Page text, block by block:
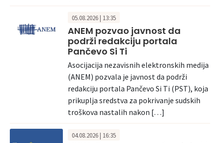
05.08.2026 | 13:35
ANEM pozvao javnost da
podrži redakciju portala
Pančevo Si Ti
Asocijacija nezavisnih elektronskih medija
(ANEM) pozvala je javnost da podrži
redakciju portala Pančevo Si Ti (PST), koja
prikuplja sredstva za pokrivanje sudskih
troškova nastalih nakon […]
04.08.2026 | 16:35